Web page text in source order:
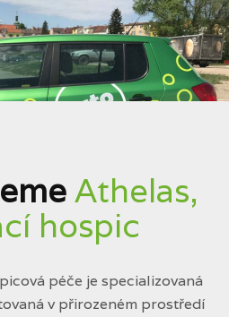
Athelas,
hospic
péče je specializovaná
v přirozeném prostředí